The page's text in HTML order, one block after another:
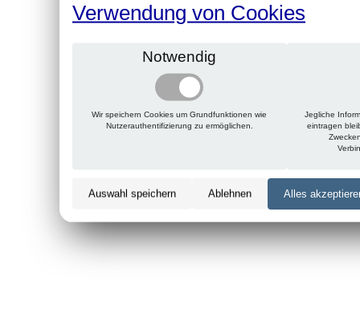
Verwendung von Cookies
Notwendig
Wir speichern Cookies um Grundfunktionen wie
Nutzerauthentifizierung zu ermöglichen.
Jegliche
eintragen
Auswahl speichern Ablehnen Alles